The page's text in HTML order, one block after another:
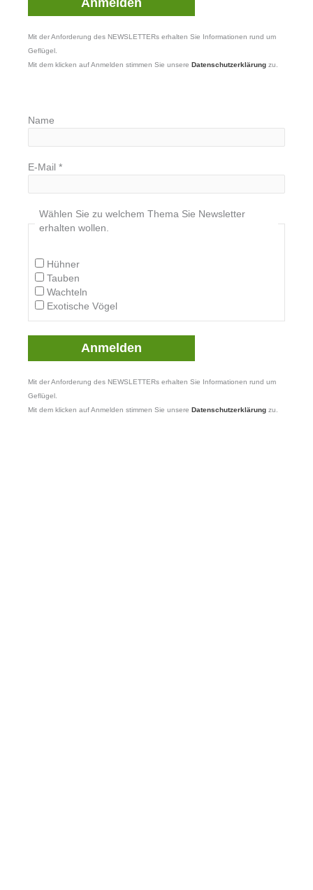
Mit der Anforderung des NEWSLETTERs erhalten Sie Informationen rund um
Geflügel.
Mit dem klicken auf Anmelden stimmen Sie unsere Datenschutzerklärung zu.
Name
E-Mail *
Wählen Sie zu welchem Thema Sie Newsletter
erhalten wollen.
Hühner
Tauben
Wachteln
Exotische Vögel
Mit der Anforderung des NEWSLETTERs erhalten Sie Informationen rund um
Geflügel.
Mit dem klicken auf Anmelden stimmen Sie unsere Datenschutzerklärung zu.